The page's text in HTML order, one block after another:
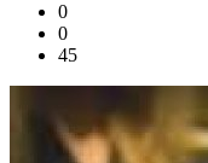
0
0
45